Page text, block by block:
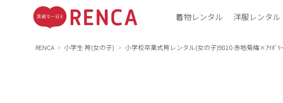
着物レンタル 洋服レンタル
RENCA 小学生 袴(女の子) 小学校卒業式袴レンタル(女の子)9810 赤地菊梅×ｱｲﾎﾞﾘ